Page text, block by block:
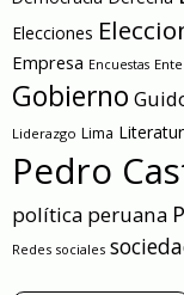
Elecciones
Empresa Encuestas
Gobierno
Liderazgo Lima
Pedro
política peruana
Redes sociales